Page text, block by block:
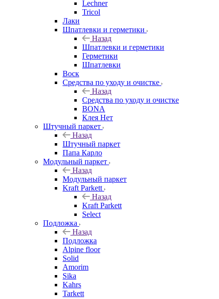
Lechner
Tricol
Лаки
Шпатлевки и герметики
Назад
Шпатлевки и герметики
Герметики
Шпатлевки
Воск
Средства по уходу и очистке
Назад
Средства по уходу и очистке
BONA
Клея Нет
Штучный паркет
Назад
Штучный паркет
Папа Карло
Модульный паркет
Назад
Модульный паркет
Kraft Parkett
Назад
Kraft Parkett
Select
Подложка
Назад
Подложка
Alpine floor
Solid
Amorim
Sika
Kahrs
Tarkett